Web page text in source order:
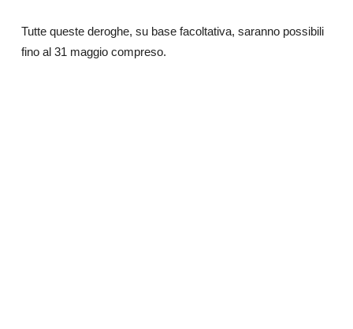
Tutte queste deroghe, su base facoltativa, saranno possibili
fino al 31 maggio compreso.